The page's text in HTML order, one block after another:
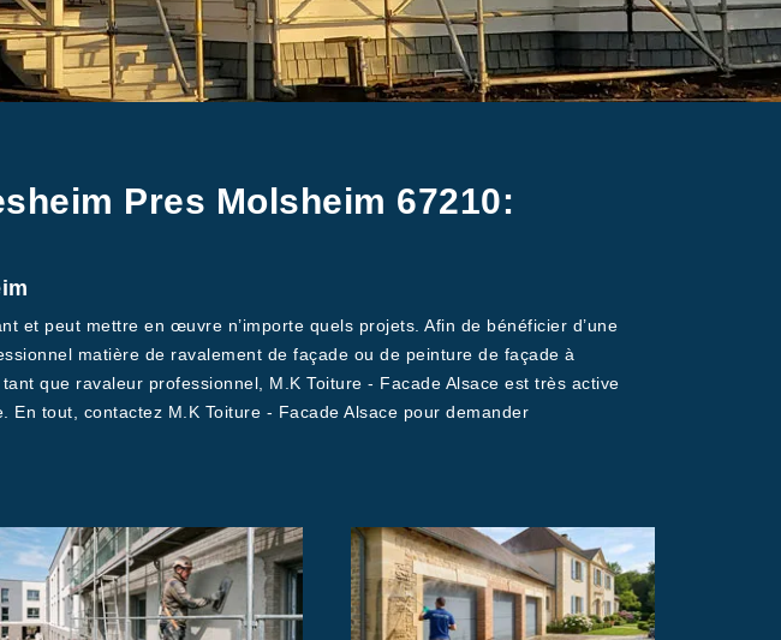
Pres Molsheim 67210:
et peut mettre en œuvre n’importe quels projets. Afin de bénéficier d’une
matière de ravalement de façade ou de peinture de façade à
que ravaleur professionnel, M.K Toiture - Facade Alsace est très active
tout, contactez M.K Toiture - Facade Alsace pour demander